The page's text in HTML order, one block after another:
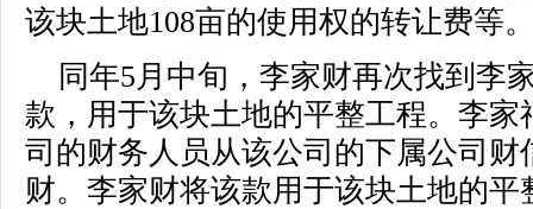
该块土地108亩的使用权的转让费等
同年5月中旬，李家财再次找到李
款，用于该块土地的平整工程。李家
司的财务人员从该公司的下属公司财
财。李家财将该款用于该块土地的平